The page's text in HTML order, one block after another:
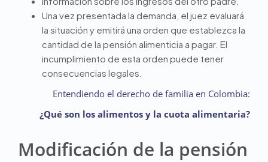
Una vez presentada la demanda, el juez evaluará
la situación y emitirá una orden que establezca la
cantidad de la pensión alimenticia a pagar. El
incumplimiento de esta orden puede tener
consecuencias legales.
Entendiendo el derecho de familia en Colombia:
¿Qué son los alimentos y la cuota alimentaria?
Modificación de la pensión